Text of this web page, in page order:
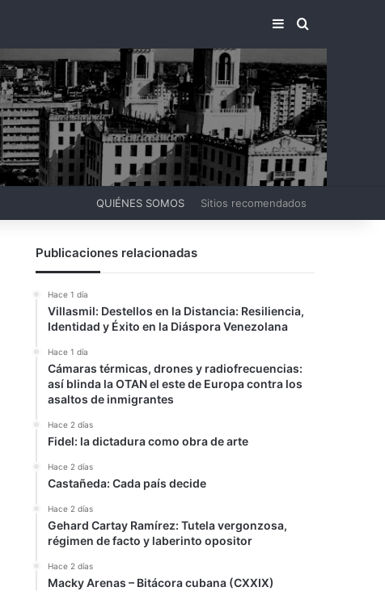
BARRA LATERAL
BUSCAR
QUIÉNES SOMOS Sitios recomendados
Publicaciones relacionadas
Hace 1 día
Villasmil: Destellos en la Distancia: Resiliencia,
Identidad y Éxito en la Diáspora Venezolana
Hace 1 día
Cámaras térmicas, drones y radiofrecuencias:
así blinda la OTAN el este de Europa contra los
asaltos de inmigrantes
Hace 2 días
Fidel: la dictadura como obra de arte
Hace 2 días
Castañeda: Cada país decide
Hace 2 días
Gehard Cartay Ramírez: Tutela vergonzosa,
régimen de facto y laberinto opositor
Hace 2 días
Macky Arenas – Bitácora cubana (CXXIX)